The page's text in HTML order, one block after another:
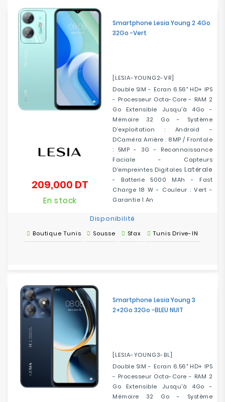
Smartphone Lesia Young 2 4Go
32Go -Vert
[LESIA-YOUNG2-VR]
Double SIM - Ecran 6.56" HD+ IPS
- Processeur Octa-Core - RAM 2
Go Extensible Jusqu'à 4Go -
Mémoire 32 Go - Système
D’exploitation : Android -
DCaméra Arrière : 8MP / Frontale
: 5MP - 3G - Reconnaissance
Faciale - Capteurs
D'empreintes Digitales Latérale
- Batterie 5000 MAh - Fast
Charge 18 W - Couleur : Vert -
Garantie 1 An
209,000 DT
En stock
Disponibilité
Boutique Tunis Sousse Sfax Tunis Drive-IN
Smartphone Lesia Young 3
2+2Go 32Go -BLEU NUIT
[LESIA-YOUNG3-BL]
Double SIM - Ecran 6.56" HD+ IPS
- Processeur Octa-Core - RAM 2
Go Extensible Jusqu'à 4Go -
Mémoire 32 Go - Système